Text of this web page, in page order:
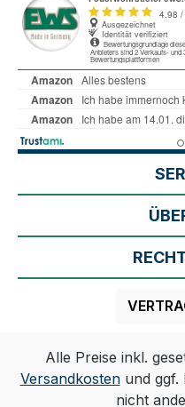
Alle Preise inkl.
Versandkostenund ggf.
nicht